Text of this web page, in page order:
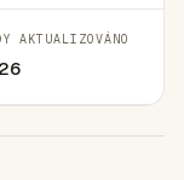
AKTUALIZOVÁNO